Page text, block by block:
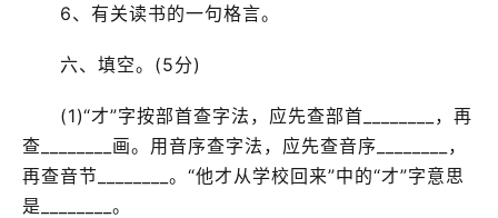
6、有关读书的一句格言。
六、填空。(5分)
(1)“才”字按部首查字法，应先查部首________，再
查________画。用音序查字法，应先查音序________，
再查音节________。“他才从学校回来”中的“才”字意思
是________。